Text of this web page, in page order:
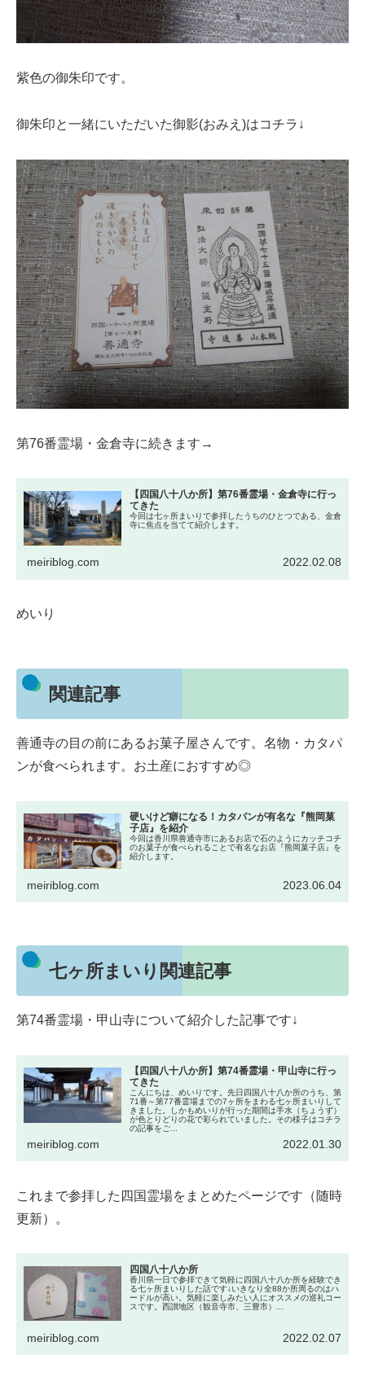
紫色の御朱印です。
御朱印と一緒にいただいた御影(おみえ)はコチラ↓
第76番霊場・金倉寺に続きます→
【四国八十八か所】第76番霊場・金倉寺に行っ
てきた
今回は七ヶ所まいりで参拝したうちのひとつである、金倉
寺に焦点を当てて紹介します。
meiriblog.com 2022.02.08
めいり
関連記事
善通寺の目の前にあるお菓子屋さんです。名物・カタパ
ンが食べられます。お土産におすすめ◎
硬いけど癖になる！カタパンが有名な『熊岡菓
子店』を紹介
今回は香川県善通寺市にあるお店で石のようにカッチコチ
のお菓子が食べられることで有名なお店『熊岡菓子店』を
紹介します。
meiriblog.com 2023.06.04
七ヶ所まいり関連記事
第74番霊場・甲山寺について紹介した記事です↓
【四国八十八か所】第74番霊場・甲山寺に行っ
てきた
こんにちは、めいりです。先日四国八十八か所のうち、第
71番～第77番霊場までの7ヶ所をまわる七ヶ所まいりして
きました。しかもめいりが行った期間は手水（ちょうず）
が色とりどりの花で彩られていました。その様子はコチラ
の記事をご...
meiriblog.com 2022.01.30
これまで参拝した四国霊場をまとめたページです（随時
更新）。
四国八十八か所
香川県一日で参拝できて気軽に四国八十八か所を経験でき
る七ヶ所まいりした話です↓いきなり全88か所周るのはハ
ードルが高い。気軽に楽しみたい人にオススメの巡礼コー
スです。西讃地区（観音寺市、三豊市）...
meiriblog.com 2022.02.07